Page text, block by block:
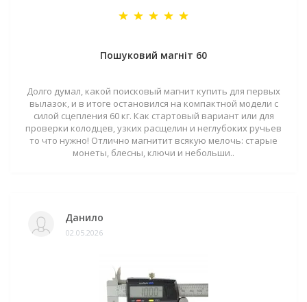
Пошуковий магніт 60
Долго думал, какой поисковый магнит купить для первых
вылазок, и в итоге остановился на компактной модели с
силой сцепления 60 кг. Как стартовый вариант или для
проверки колодцев, узких расщелин и неглубоких ручьев
то что нужно! Отлично магнитит всякую мелочь: старые
монеты, блесны, ключи и небольши..
Данило
02.05.2026